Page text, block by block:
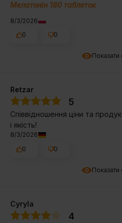
Показати
Мелатонін 180 таблеток
8/3/2026
0
0
Показати
Retzar
5
Співвідношення ціни та
і якість!
8/3/2026
0
0
Cyryla
4